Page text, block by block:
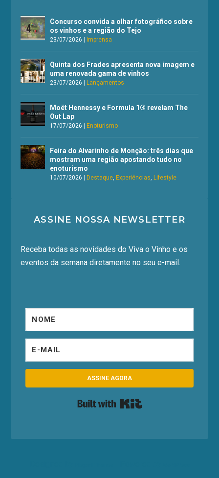
Concurso convida a olhar fotográfico sobre
os vinhos e a região do Tejo
23/07/2026 |Imprensa
Quinta dos Frades apresenta nova imagem e
uma renovada gama de vinhos
23/07/2026 |Lançamentos
Moët Hennessy e Formula 1® revelam The
Out Lap
17/07/2026 |Enoturismo
Feira do Alvarinho de Monção: três dias que
mostram uma região apostando tudo no
enoturismo
10/07/2026 |Destaque,Experiências,Lifestyle
ASSINE NOSSA NEWSLETTER
Receba todas as novidades do Viva o Vinho e os
eventos da semana diretamente no seu e-mail.
ASSINE AGORA